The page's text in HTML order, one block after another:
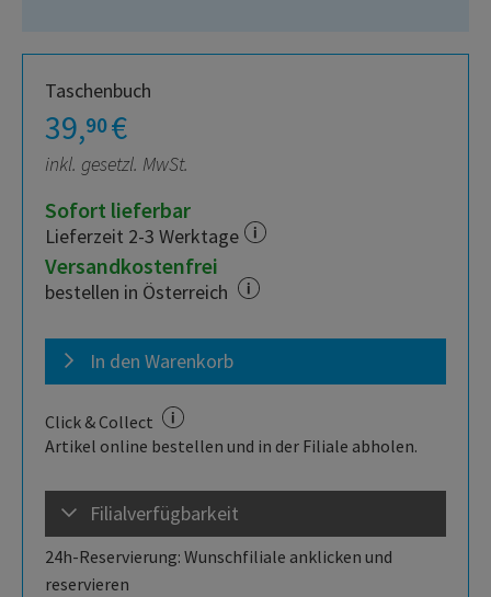
Taschenbuch
39,90€
inkl. gesetzl. MwSt.
Sofort lieferbar
Lieferzeit 2-3 Werktage
Versandkostenfrei
bestellen in Österreich
In den Warenkorb
Click & Collect
Artikel online bestellen und in der Filiale abholen.
Filialverfügbarkeit
24h-Reservierung: Wunschfiliale anklicken und
reservieren